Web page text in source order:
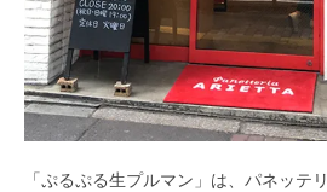
「ぷるぷる生プルマン」は、パネッテ